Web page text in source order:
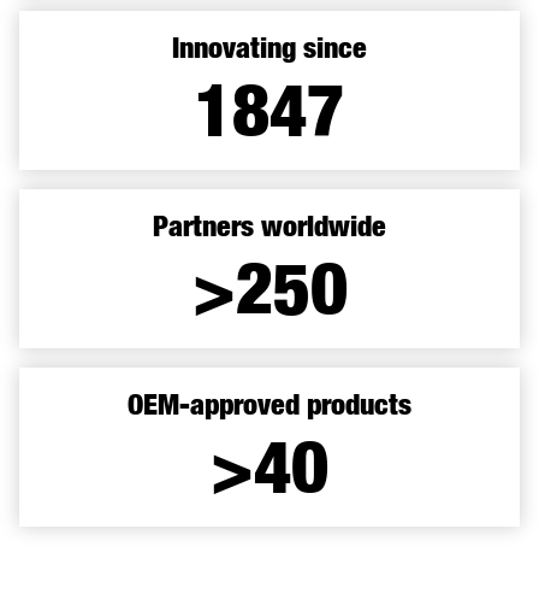
Innovating since
1899
Partners worldwide
>250
OEM-approved products
>40